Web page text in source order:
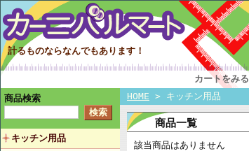
計るものならなんでもあります！
カートをみる
商品検索
キッチン用品
HOME > キッチン用品
商品一覧
該当商品はありません